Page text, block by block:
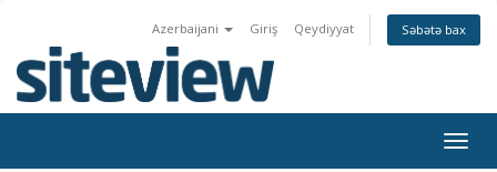
Azerbaijani Giriş Qeydiyyat Səbətə bax